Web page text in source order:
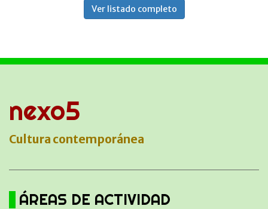
Ver listado completo
nexo5
Cultura contemporánea
ÁREAS DE ACTIVIDAD